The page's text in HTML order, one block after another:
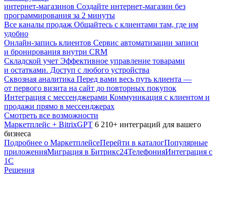
интернет-магазинов Создайте интернет-магазин без
программирования за 2 минуты
Все каналы продаж Общайтесь с клиентами там, где им
удобно
Онлайн-запись клиентов Сервис автоматизации записи
и бронирования внутри CRM
Складской учет Эффективное управление товарами
и остатками. Доступ с любого устройства
Сквозная аналитика Перед вами весь путь клиента —
от первого визита на сайт до повторных покупок
Интеграция с мессенджерами Коммуникация с клиентом и
продажи прямо в мессенджерах
Смотреть все возможности
Маркетплейс + BitrixGPT 6 210+ интеграций для вашего
бизнеса
Подробнее о МаркетплейсеПерейти в каталогПопулярные
приложенияМиграция в Битрикс24ТелефонияИнтеграция с
1С
Решения